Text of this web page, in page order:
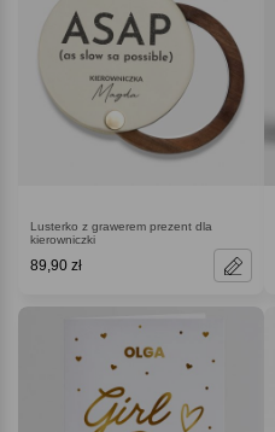
Lusterko z grawerem prezent dla
kierowniczki
89,90 zł